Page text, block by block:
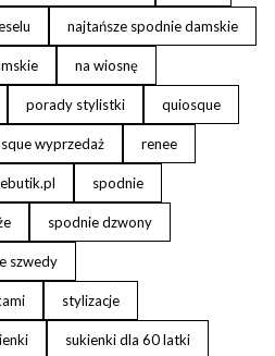
najtańsze spodnie damskie
na wiosnę
porady stylistki quiosque
wyprzedaż renee
spodnie
spodnie dzwony
szwedy
stylizacje
sukienki dla 60 latki